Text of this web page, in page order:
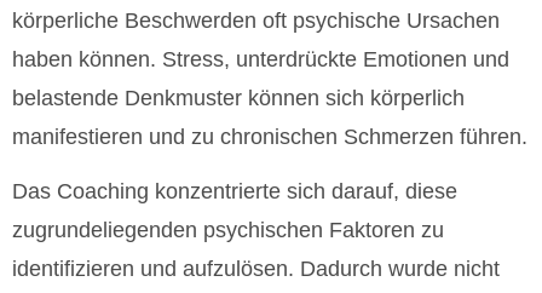
körperliche Beschwerden oft psychische Ursachen
haben können. Stress, unterdrückte Emotionen und
belastende Denkmuster können sich körperlich
manifestieren und zu chronischen Schmerzen führen.
Das Coaching konzentrierte sich darauf, diese
zugrundeliegenden psychischen Faktoren zu
identifizieren und aufzulösen. Dadurch wurde nicht